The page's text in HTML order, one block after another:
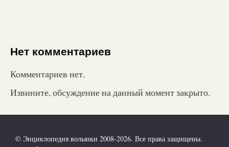
Нет комментариев
Комментариев нет.
Извините, обсуждение на данный момент закрыто.
© Энциклопедия волынки 2008-2026. Все права защищены.